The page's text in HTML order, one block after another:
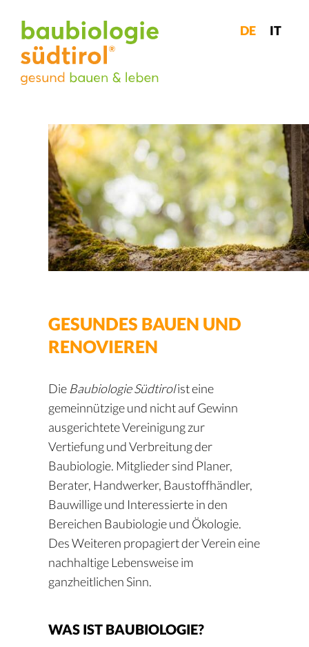
DE IT
GESUNDES BAUEN UND
RENOVIEREN
Die Baubiologie Südtirolist eine
gemeinnützige und nicht auf Gewinn
ausgerichtete Vereinigung zur
Vertiefung und Verbreitung der
Baubiologie. Mitglieder sind Planer,
Berater, Handwerker, Baustoffhändler,
Bauwillige und Interessierte in den
Bereichen Baubiologie und Ökologie.
Des Weiteren propagiert der Verein eine
nachhaltige Lebensweise im
ganzheitlichen Sinn.
WAS IST BAUBIOLOGIE?